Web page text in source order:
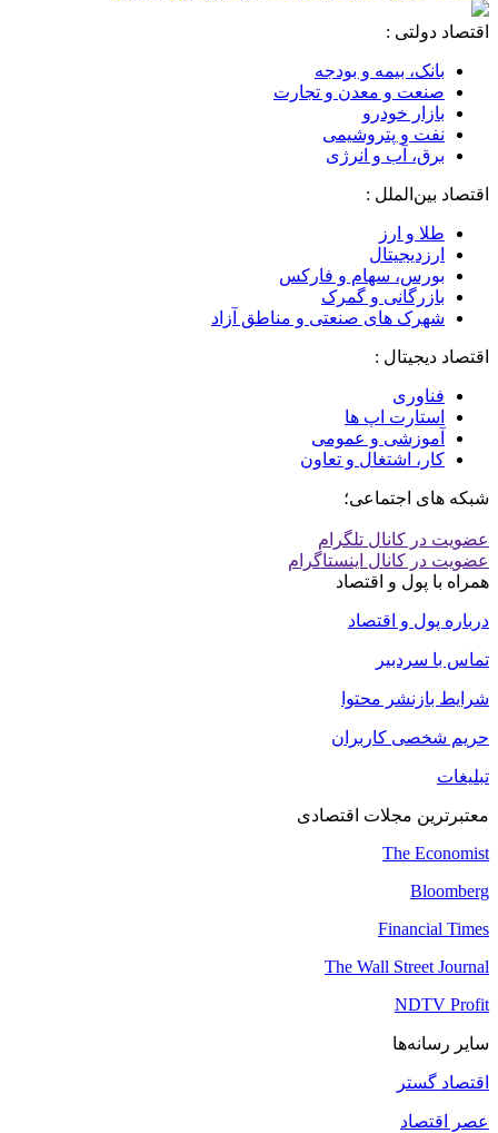
اقتصاد دولتی :
بانک، بیمه و بودجه
صنعت و معدن و تجارت
بازار خودرو
نفت و پتروشیمی
برق، آب و انرژی
اقتصاد بین‌الملل :
طلا و ارز
ارزدیجیتال
بورس، سهام و فارکس
بازرگانی و گمرک
شهرک های صنعتی و مناطق آزاد
اقتصاد دیجیتال :
فناوری
استارت اپ ها
آموزشی و عمومی
کار، اشتغال و تعاون
شبکه های اجتماعی؛
عضویت در کانال تلگرام
عضویت در کانال اینستاگرام
همراه با پول و اقتصاد
درباره پول و اقتصاد
تماس با سردبیر
شرایط بازنشر محتوا
حریم شخصی کاربران
تبلیغات
معتبرترین مجلات اقتصادی
The Economist
Bloomberg
Financial Times
The Wall Street Journal
NDTV Profit
سایر رسانه‌ها
اقتصاد گستر
عصر اقتصاد